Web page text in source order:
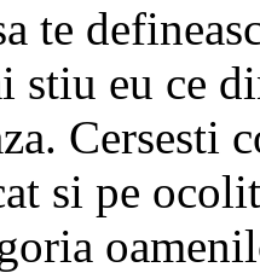
te
stiu eu ce
Cersesti
si pe